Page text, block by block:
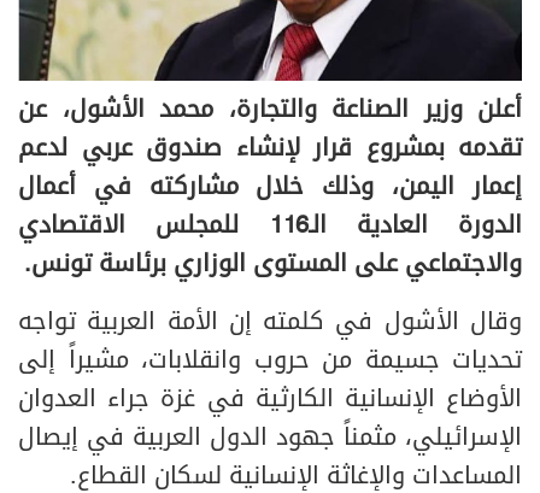
أعلن وزير الصناعة والتجارة، محمد الأشول، عن
تقدمه بمشروع قرار لإنشاء صندوق عربي لدعم
إعمار اليمن، وذلك خلال مشاركته في أعمال
الدورة العادية الـ116 للمجلس الاقتصادي
والاجتماعي على المستوى الوزاري برئاسة تونس.
وقال الأشول في كلمته إن الأمة العربية تواجه
تحديات جسيمة من حروب وانقلابات، مشيراً إلى
الأوضاع الإنسانية الكارثية في غزة جراء العدوان
الإسرائيلي، مثمناً جهود الدول العربية في إيصال
المساعدات والإغاثة الإنسانية لسكان القطاع.